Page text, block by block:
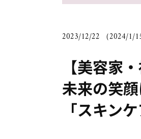
2023/12/22 （2024/1/
【美容家
未来の笑
「スキン